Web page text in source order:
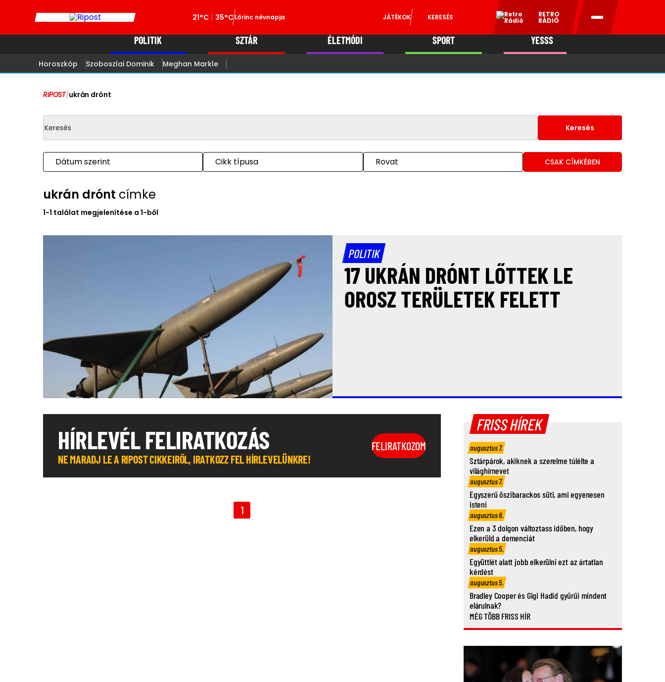
21°C 35°CLőrinc névnapja JÁTÉKOK KERESÉS RETRO
RÁDIÓ
POLITIK SZTÁR ÉLETMÓDI SPORT YESSS
Horoszkóp Szoboszlai Dominik Meghan Markle
RIPOST/ukrán drónt
Keresés
Dátum szerint Cikk típusa Rovat CSAK CÍMKÉBEN
ukrán drónt címke
1-1 találat megjelenítése a 1-ből
POLITIK
17 UKRÁN DRÓNT LŐTTEK LE
OROSZ TERÜLETEK FELETT
HÍRLEVÉL FELIRATKOZÁS
NE MARADJ LE A RIPOST CIKKEIRŐL, IRATKOZZ FEL HÍRLEVELÜNKRE!
FELIRATKOZOM
1
FRISS HÍREK
augusztus 7.
Sztárpárok, akiknek a szerelme túlélte a
világhírnevet
augusztus 7.
Egyszerű őszibarackos süti, ami egyenesen
isteni
augusztus 6.
Ezen a 3 dolgon változtass időben, hogy
elkerüld a demenciát
augusztus 5.
Együttlét alatt jobb elkerülni ezt az ártatlan
kérdést
augusztus 5.
Bradley Cooper és Gigi Hadid gyűrűi mindent
elárulnak?
MÉG TÖBB FRISS HÍR